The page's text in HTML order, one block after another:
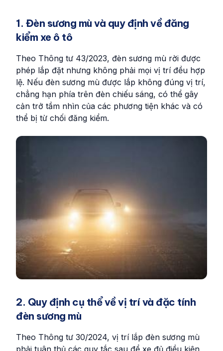
1. Đèn sương mù và quy định về đăng
kiểm xe ô tô
Theo Thông tư 43/2023, đèn sương mù rời được
phép lắp đặt nhưng không phải mọi vị trí đều hợp
lệ. Nếu đèn sương mù được lắp không đúng vị trí,
chẳng hạn phía trên đèn chiếu sáng, có thể gây
cản trở tầm nhìn của các phương tiện khác và có
thể bị từ chối đăng kiểm.
2. Quy định cụ thể về vị trí và đặc tính
đèn sương mù
Theo Thông tư 30/2024, vị trí lắp đèn sương mù